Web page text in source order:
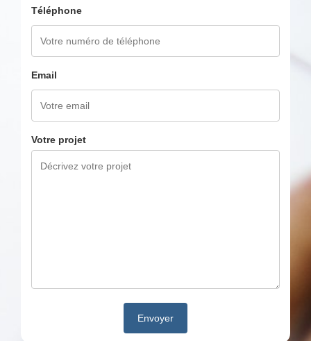
Téléphone
Email
Votre projet